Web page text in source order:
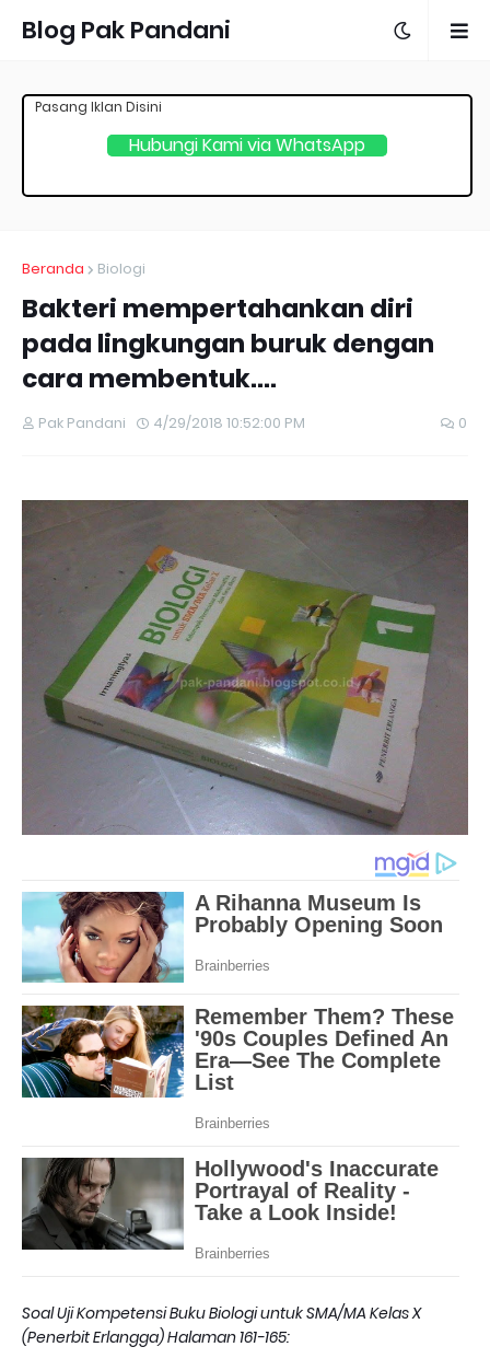
Blog Pak Pandani
Hubungi Kami via WhatsApp
Pasang Iklan Disini
Beranda Biologi
Bakteri mempertahankan diri
pada lingkungan buruk dengan
cara membentuk....
Pak Pandani 4/29/2018 10:52:00 PM 0
Soal Uji Kompetensi Buku Biologi untuk SMA/MA Kelas X
(Penerbit Erlangga) Halaman 161-165: